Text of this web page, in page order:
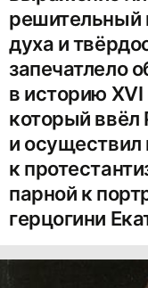
решительный
духа и
запечатлело
в историю XVI
который
и осуществил
к
парной к
герцогини